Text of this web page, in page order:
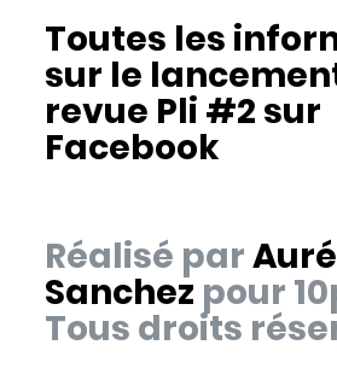
Toutes les
sur le
revue Pli #2 sur
Facebook
Réalisé par
Sanchez pour
Tous droits